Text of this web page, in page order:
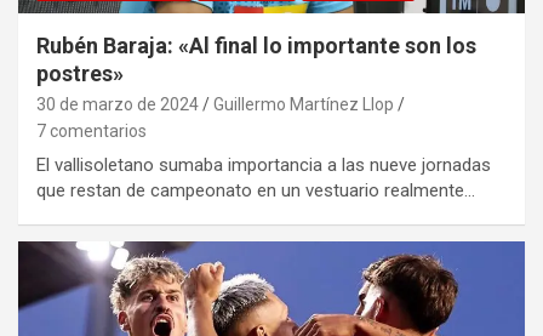
Rubén Baraja: «Al final lo importante son los
postres»
30 de marzo de 2024
Guillermo Martínez Llop
7 comentarios
El vallisoletano sumaba importancia a las nueve jornadas
que restan de campeonato en un vestuario realmente…